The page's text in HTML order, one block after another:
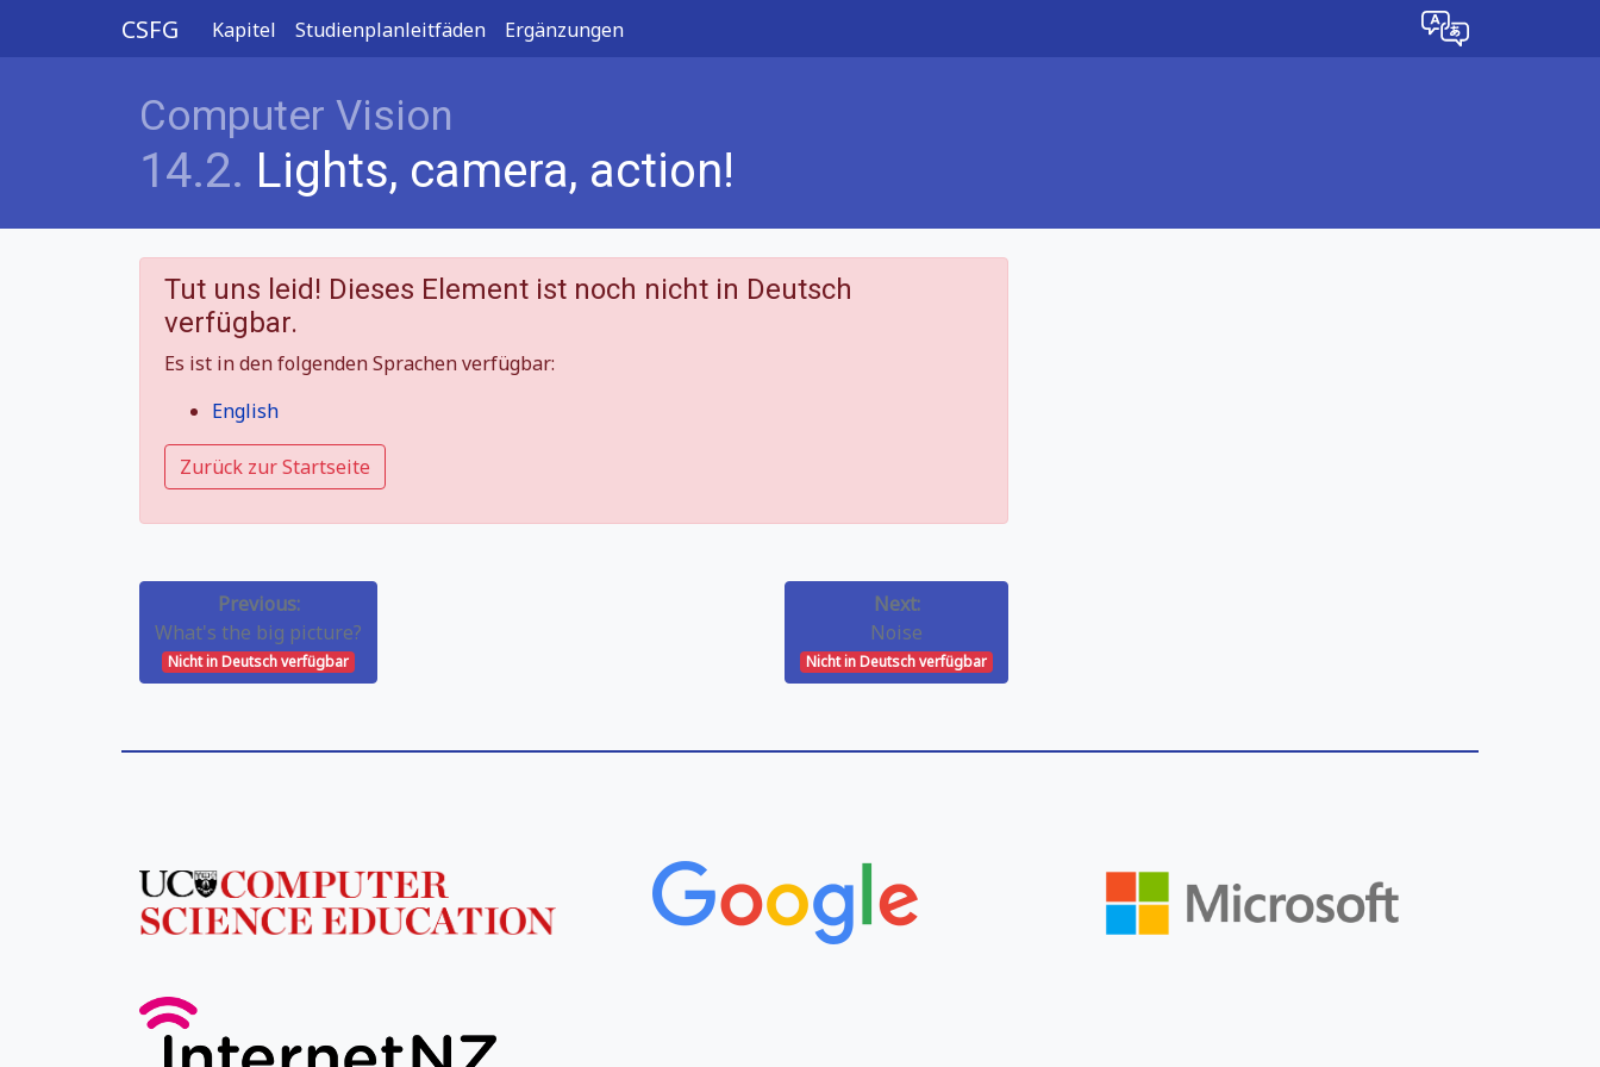
CSFG Kapitel Studienplanleitfäden Ergänzungen
Computer Vision
14.2. Lights, camera, action!
Tut uns leid! Dieses Element ist noch nicht in Deutsch
verfügbar.
Es ist in den folgenden Sprachen verfügbar:
English
Zurück zur Startseite
Previous:
What's the big picture?
Nicht in Deutsch verfügbar
Next:
Noise
Nicht in Deutsch verfügbar